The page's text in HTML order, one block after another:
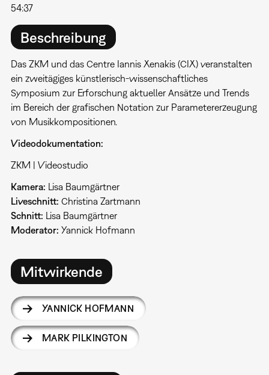
54:37
Beschreibung
Das ZKM und das Centre Iannis Xenakis (CIX) veranstalten
ein zweitägiges künstlerisch-wissenschaftliches
Symposium zur Erforschung aktueller Ansätze und Trends
im Bereich der grafischen Notation zur Parametererzeugung
von Musikkompositionen.
Videodokumentation:
ZKM | Videostudio
Kamera: Lisa Baumgärtner
Liveschnitt: Christina Zartmann
Schnitt: Lisa Baumgärtner
Moderator: Yannick Hofmann
Mitwirkende
YANNICK HOFMANN
MARK PILKINGTON